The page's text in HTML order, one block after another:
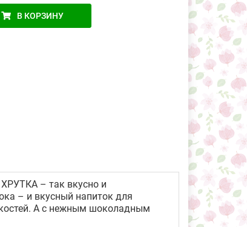
В КОРЗИНУ
– так вкусно и
– и вкусный напиток для
А с нежным шоколадным